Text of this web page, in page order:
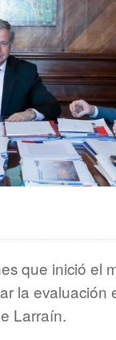
que inició el
la evaluación
Larraín.